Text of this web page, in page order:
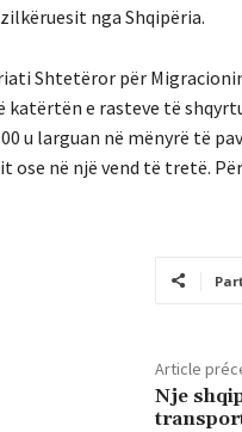
nga Shqipëria.
Shtetëror për
katërtën e rasteve të
u larguan në mënyrë të
në një vend të tretë.
Article
Nje